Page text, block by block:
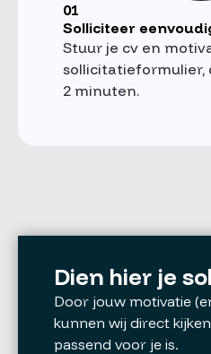
01
Solliciteer
Stuur je cv en
sollicitatieformulier,
2 minuten.
Dien hier je
Door jouw motivatie
kunnen wij direct
passend voor je is.